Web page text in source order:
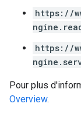
https://
https://
Pour plus
Overview.